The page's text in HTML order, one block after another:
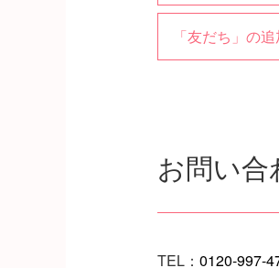
「友だち」の
お問い合
TEL： 0120-997-